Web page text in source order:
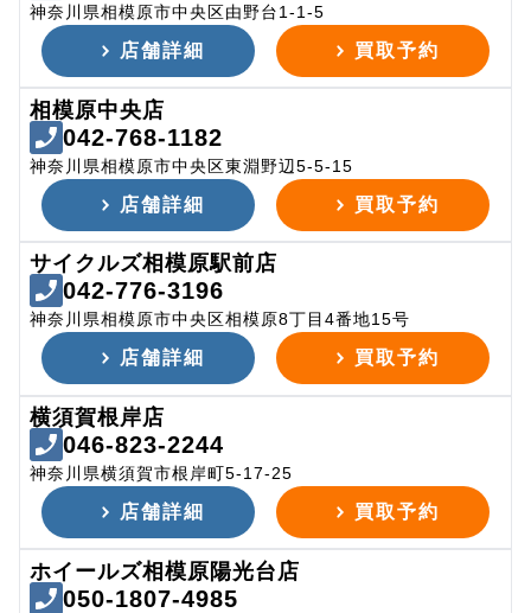
神奈川県相模原市中央区由野台1-1-5
店舗詳細 買取予約
相模原中央店
042-768-1182
神奈川県相模原市中央区東淵野辺5-5-15
店舗詳細 買取予約
サイクルズ相模原駅前店
042-776-3196
神奈川県相模原市中央区相模原8丁目4番地15号
店舗詳細 買取予約
横須賀根岸店
046-823-2244
神奈川県横須賀市根岸町5-17-25
店舗詳細 買取予約
ホイールズ相模原陽光台店
050-1807-4985